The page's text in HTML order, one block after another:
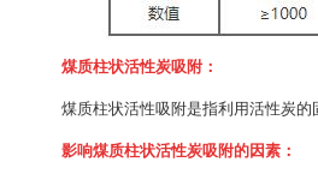
煤质柱状活性炭吸附：
煤质柱状活性吸附是指利用活性炭的
影响煤质柱状活性炭吸附的因素：